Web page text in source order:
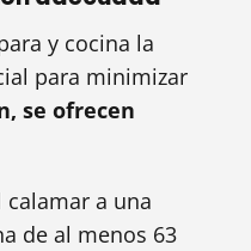
y cocina la
para minimizar
se ofrecen
calamar a una
de al menos 63